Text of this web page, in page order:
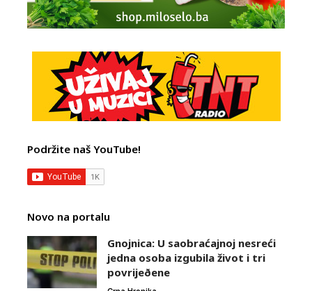
Podržite naš YouTube!
Novo na portalu
Gnojnica: U saobraćajnoj nesreći
jedna osoba izgubila život i tri
povrijeðene